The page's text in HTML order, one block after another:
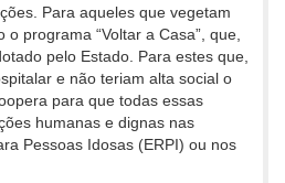
Para aqueles que vegetam
programa “Voltar a Casa”, que,
pelo Estado. Para estes que,
e não teriam alta social o
para que todas essas
humanas e dignas nas
Pessoas Idosas (ERPI) ou nos